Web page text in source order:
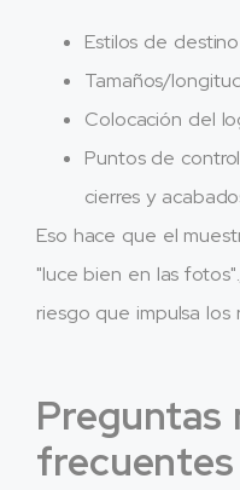
Estilos de
Tamaños/
Colocación del
Puntos de
cierres y
Eso hace que el
"luce bien en las
riesgo que impulsa los
Preguntas
frecuentes